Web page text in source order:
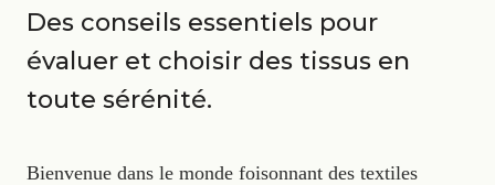
Des conseils essentiels pour
évaluer et choisir des tissus en
toute sérénité.
Bienvenue dans le monde foisonnant des textiles